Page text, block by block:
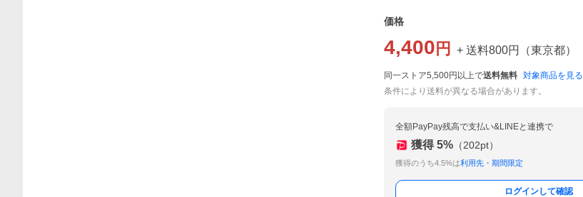
価格
4,400 円 + 送料800円 （東京都）
同一ストア5,500円以上で送料無料 対象商品を見る
条件により送料が異なる場合があります。
全額PayPay残高で支払い&LINEと連携で
獲得 5% （202pt）
獲得のうち4.5%は利用先・期間限定
ログインして確認